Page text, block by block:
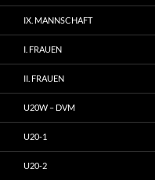
IX. MANNSCHAFT
I. FRAUEN
II. FRAUEN
U20W – DVM
U20-1
U20-2